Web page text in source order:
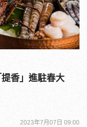
香」進駐春大
2023年7月07日 09:00